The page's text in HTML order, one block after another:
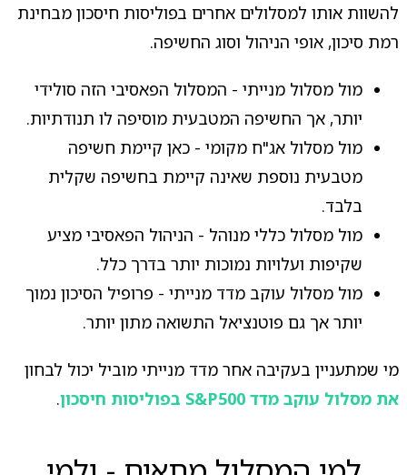
להשוות אותו למסלולים אחרים בפוליסות חיסכון מבחינת
רמת סיכון, אופי הניהול וסוג החשיפה.
מול מסלול מנייתי - המסלול הפאסיבי הזה סולידי
יותר, אך החשיפה המטבעית מוסיפה לו תנודתיות.
מול מסלול אג"ח מקומי - כאן קיימת חשיפה
מטבעית נוספת שאינה קיימת בחשיפה שקלית
בלבד.
מול מסלול כללי מנוהל - הניהול הפאסיבי מציע
שקיפות ועלויות נמוכות יותר בדרך כלל.
מול מסלול עוקב מדד מנייתי - פרופיל הסיכון נמוך
יותר אך גם פוטנציאל התשואה מתון יותר.
מי שמתעניין בעקיבה אחר מדד מנייתי מוביל יכול לבחון
את מסלול עוקב מדד S&P500 בפוליסות חיסכון
.